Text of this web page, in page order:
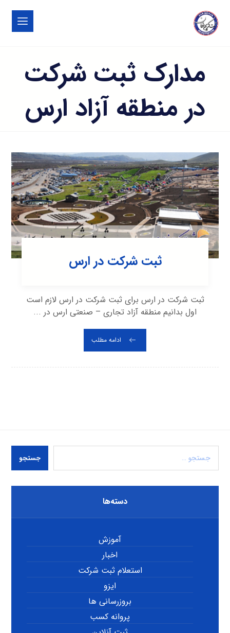
مدارک ثبت شرکت
در منطقه آزاد ارس
ثبت شرکت در ارس
ثبت شرکت در ارس برای ثبت شرکت در ارس لازم است
اول بدانیم منطقه آزاد تجاری – صنعتی ارس در ...
ادامه مطلب
جستجو
دسته‌ها
آموزش
اخبار
استعلام ثبت شرکت
ایزو
بروزرسانی ها
پروانه کسب